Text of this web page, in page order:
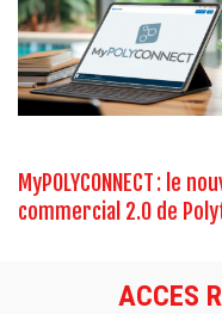
MyPOLYCONNECT : le
commercial 2.0 de
ACCES